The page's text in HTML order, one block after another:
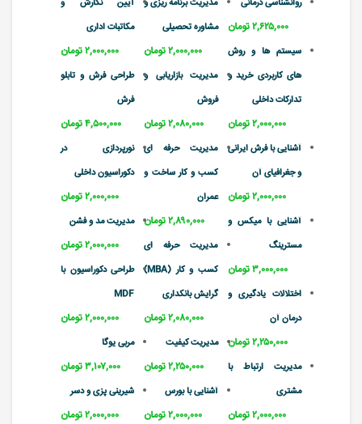
روانشناسی درمانی
۲,۶۲۵,۰۰۰ تومان
سیستم ها و روش
های کاربردی خرید و
تدارکات داخلی
۲,۰۰۰,۰۰۰ تومان
آشنایی با فرش ایرانی
و جغرافیای آن
۲,۰۰۰,۰۰۰ تومان
آشنایی با میکس و
مسترینگ
۳,۰۰۰,۰۰۰ تومان
اختلالات یادگیری و
درمان آن
۲,۲۵۰,۰۰۰ تومان
مدیریت ارتباط با
مشتری
۲,۰۰۰,۰۰۰ تومان
مدیریت برنامه ریزی و
مشاوره تحصیلی
۲,۰۰۰,۰۰۰ تومان
مدیریت بازاریابی و
فروش
۲,۰۸۰,۰۰۰ تومان
مدیریت حرفه ای
کسب و کار ساخت و
عمران
۲,۸۹۰,۰۰۰ تومان
مدیریت حرفه ای
کسب و کار (MBA)
گرایش بانکداری
۲,۰۸۰,۰۰۰ تومان
مدیریت کیفیت
۲,۲۵۰,۰۰۰ تومان
آشنایی با بورس
۲,۰۰۰,۰۰۰ تومان
آیین نگارش و
مکاتبات اداری
۲,۰۰۰,۰۰۰ تومان
طراحی فرش و تابلو
فرش
۴,۵۰۰,۰۰۰ تومان
نورپردازی در
دکوراسیون داخلی
۲,۰۰۰,۰۰۰ تومان
مدیریت مد و فشن
۲,۰۰۰,۰۰۰ تومان
طراحی دکوراسیون با
MDF
۲,۰۰۰,۰۰۰ تومان
مربی یوگا
۳,۱۰۷,۰۰۰ تومان
شیرینی پزی و دسر
۲,۰۰۰,۰۰۰ تومان